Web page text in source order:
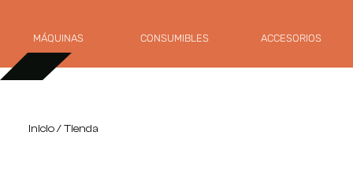
MÁQUINAS CONSUMIBLES ACCESORIOS
Inicio/ Tienda